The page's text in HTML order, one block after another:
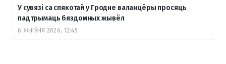
У сувязі са спякотай у Гродне валанцёры просяць
падтрымаць бяздомных жывёл
6 ЖНІЎНЯ 2026, 12:45